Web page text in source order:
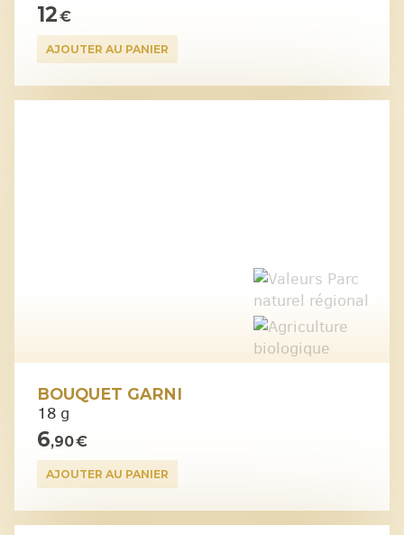
12€
AJOUTER AU PANIER
BOUQUET GARNI
18 g
6,90 €
AJOUTER AU PANIER